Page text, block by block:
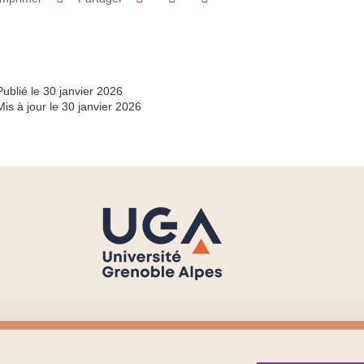
le 30 janvier 2026
à jour le 30 janvier 2026